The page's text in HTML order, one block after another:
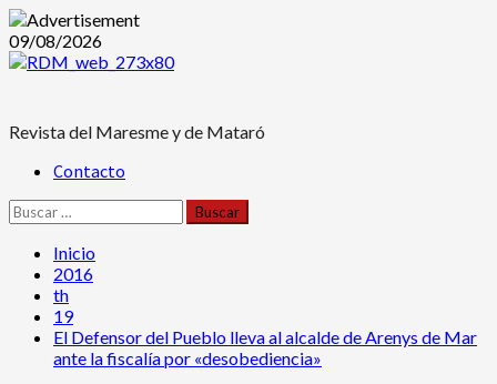
Saltar
al
09/08/2026
Revista del Maresme y de Mataró
Menú Contacto
Buscar:
Inicio
2016
th
19
El Defensor del Pueblo lleva al alcalde de Arenys de Mar
ante la fiscalía por «desobediencia»